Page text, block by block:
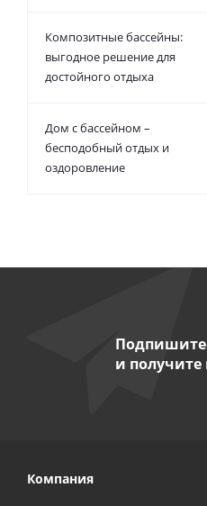
Композитные бассейны:
выгодное решение для
достойного отдыха
Дом с бассейном –
бесподобный отдых и
оздоровление
и получите
Компания